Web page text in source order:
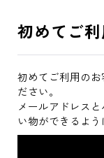
初めてご
初めてご利用の
ださい。
メールアドレス
い物ができるよう